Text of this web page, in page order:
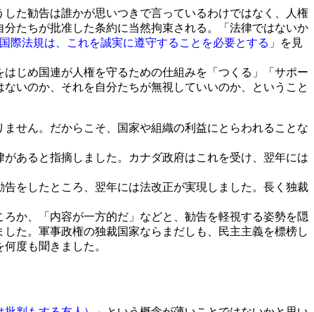
た勧告は誰かが思いつきで言っているわけではなく、人権
たちが批准した条約に当然拘束される。「法律ではないか
際法規は、これを誠実に遵守することを必要とする」
を見
じめ国連が人権を守るための仕組みを「つくる」「サポー
いのか、それを自分たちが無視していいのか、ということ
せん。だからこそ、国家や組織の利益にとらわれることな
あると指摘しました。カナダ政府はこれを受け、翌年には
をしたところ、翌年には法改正が実現しました。長く独裁
か、「内容が一方的だ」などと、勧告を軽視する姿勢を隠
た。軍事政権の独裁国家ならまだしも、民主主義を標榜し
度も聞きました。